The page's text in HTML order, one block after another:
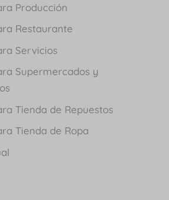
Producción
Restaurante
Servicios
Supermercados y
Tienda de Repuestos
Tienda de Ropa